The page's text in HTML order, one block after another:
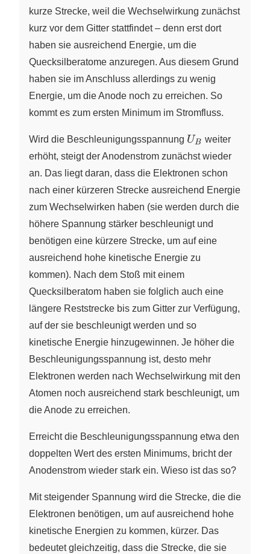
kurze Strecke, weil die Wechselwirkung zunächst
kurz vor dem Gitter stattfindet – denn erst dort
haben sie ausreichend Energie, um die
Quecksilberatome anzuregen. Aus diesem Grund
haben sie im Anschluss allerdings zu wenig
Energie, um die Anode noch zu erreichen. So
kommt es zum ersten Minimum im Stromfluss.
Wird die Beschleunigungsspannung U_B
UB weiter
erhöht, steigt der Anodenstrom zunächst wieder
an. Das liegt daran, dass die Elektronen schon
nach einer kürzeren Strecke ausreichend Energie
zum Wechselwirken haben (sie werden durch die
höhere Spannung stärker beschleunigt und
benötigen eine kürzere Strecke, um auf eine
ausreichend hohe kinetische Energie zu
kommen). Nach dem Stoß mit einem
Quecksilberatom haben sie folglich auch eine
längere Reststrecke bis zum Gitter zur Verfügung,
auf der sie beschleunigt werden und so
kinetische Energie hinzugewinnen. Je höher die
Beschleunigungsspannung ist, desto mehr
Elektronen werden nach Wechselwirkung mit den
Atomen noch ausreichend stark beschleunigt, um
die Anode zu erreichen.
Erreicht die Beschleunigungsspannung etwa den
doppelten Wert des ersten Minimums, bricht der
Anodenstrom wieder stark ein. Wieso ist das so?
Mit steigender Spannung wird die Strecke, die die
Elektronen benötigen, um auf ausreichend hohe
kinetische Energien zu kommen, kürzer. Das
bedeutet gleichzeitig, dass die Strecke, die sie